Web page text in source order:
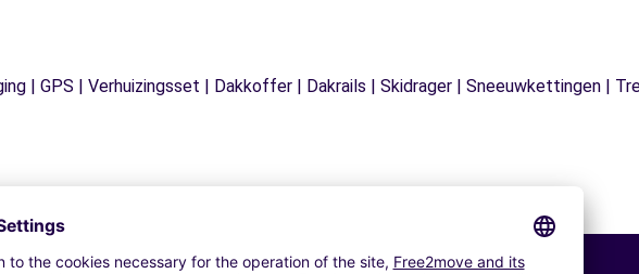
| GPS | Verhuizingsset | Dakkoffer | Dakrails | Skidrager | Sneeuwkettingen |